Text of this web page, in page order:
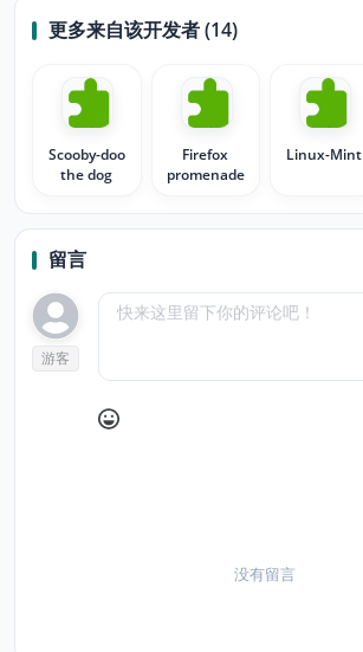
更多来自该开发者 (14)
Scooby-doo
the dog
Firefox
promenade
Linux-Mint
留言
游客
没有留言